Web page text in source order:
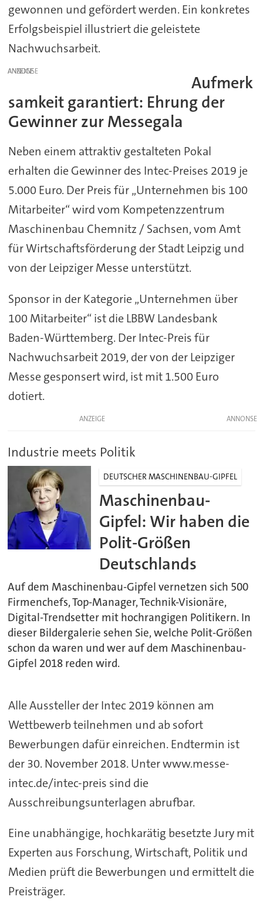
gewonnen und gefördert werden. Ein konkretes
Erfolgsbeispiel illustriert die geleistete
Nachwuchsarbeit.
ANZEIGE
Aufmerk
samkeit garantiert: Ehrung der
Gewinner zur Messegala
Neben einem attraktiv gestalteten Pokal
erhalten die Gewinner des Intec-Preises 2019 je
5.000 Euro. Der Preis für „Unternehmen bis 100
Mitarbeiter“ wird vom Kompetenzzentrum
Maschinenbau Chemnitz / Sachsen, vom Amt
für Wirtschaftsförderung der Stadt Leipzig und
von der Leipziger Messe unterstützt.
Sponsor in der Kategorie „Unternehmen über
100 Mitarbeiter“ ist die LBBW Landesbank
Baden-Württemberg. Der Intec-Preis für
Nachwuchsarbeit 2019, der von der Leipziger
Messe gesponsert wird, ist mit 1.500 Euro
dotiert.
ANZEIGE
Industrie meets Politik
DEUTSCHER MASCHINENBAU-GIPFEL
Maschinenbau-
Gipfel: Wir haben die
Polit-Größen
Deutschlands
Auf dem Maschinenbau-Gipfel vernetzen sich 500
Firmenchefs, Top-Manager, Technik-Visionäre,
Digital-Trendsetter mit hochrangigen Politikern. In
dieser Bildergalerie sehen Sie, welche Polit-Größen
schon da waren und wer auf dem Maschinenbau-
Gipfel 2018 reden wird.
Alle Aussteller der Intec 2019 können am
Wettbewerb teilnehmen und ab sofort
Bewerbungen dafür einreichen. Endtermin ist
der 30. November 2018. Unter www.messe-
intec.de/intec-preis sind die
Ausschreibungsunterlagen abrufbar.
Eine unabhängige, hochkarätig besetzte Jury mit
Experten aus Forschung, Wirtschaft, Politik und
Medien prüft die Bewerbungen und ermittelt die
Preisträger.